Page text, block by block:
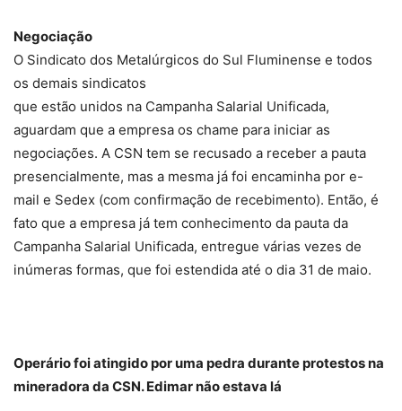
Negociação
O Sindicato dos Metalúrgicos do Sul Fluminense e todos
os demais sindicatos
que estão unidos na Campanha Salarial Unificada,
aguardam que a empresa os chame para iniciar as
negociações. A CSN tem se recusado a receber a pauta
presencialmente, mas a mesma já foi encaminha por e-
mail e Sedex (com confirmação de recebimento). Então, é
fato que a empresa já tem conhecimento da pauta da
Campanha Salarial Unificada, entregue várias vezes de
inúmeras formas, que foi estendida até o dia 31 de maio.
Operário foi atingido por uma pedra durante protestos na
mineradora da CSN. Edimar não estava lá